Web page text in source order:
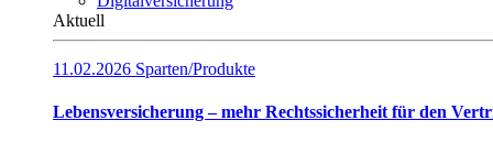
Aktuell
11.02.2026 Sparten/Produkte
Lebensversicherung – mehr Rechtssicherheit für den